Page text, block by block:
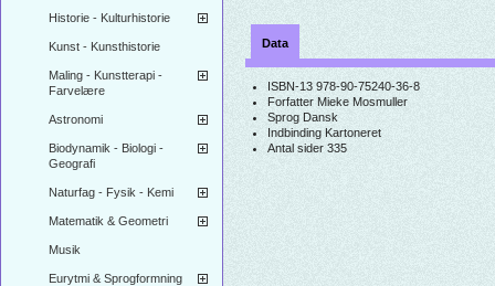
Historie - Kulturhistorie
Kunst - Kunsthistorie
Maling - Kunstterapi -
Farvelære
Astronomi
Biodynamik - Biologi -
Geografi
Naturfag - Fysik - Kemi
Matematik & Geometri
Musik
Eurytmi & Sprogformning
Data
ISBN-13 978-90-75240-36-8
Forfatter Mieke Mosmuller
Sprog Dansk
Indbinding Kartoneret
Antal sider 335